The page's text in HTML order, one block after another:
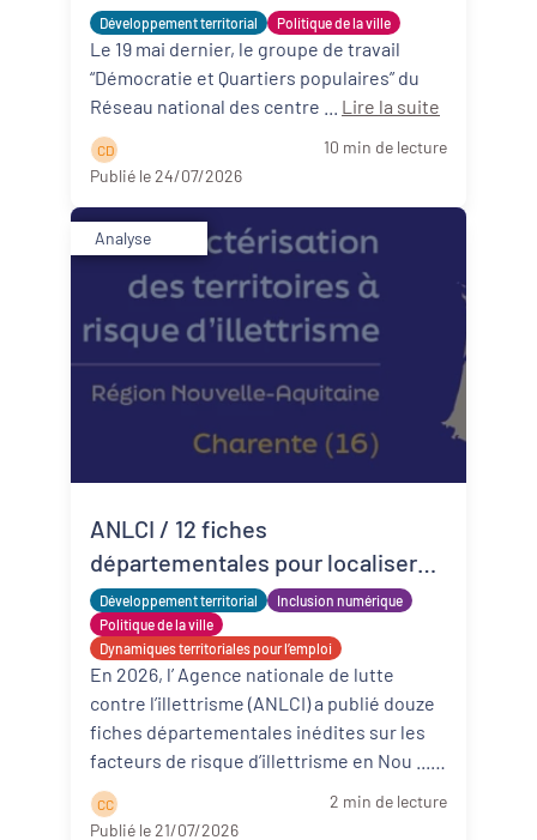
Développement territorial Politique de la ville
démocratiques aux yeux des
institutions
Le 19 mai dernier, le groupe de travail
“Démocratie et Quartiers populaires” du
Lire la suite
C D
10 min de lecture
Publié le 24/07/2026
Analyse
Développement territorial
Inclusion numérique
Politique de la ville
Dynamiques territoriales pour l’emploi
ANLCI / 12 fiches
départementales pour localiser
les risques d’illettrisme et cibler
l’action en Nouvelle-Aquitaine
En 2026, l’ Agence nationale de lutte
contre l’illettrisme (ANLCI) a publié douze
fiches départementales inédites sur les
Lire la suite
C C
2 min de lecture
Publié le 21/07/2026